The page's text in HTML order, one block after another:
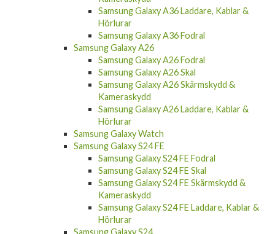
Samsung Galaxy A36 Laddare, Kablar &
Hörlurar
Samsung Galaxy A36 Fodral
Samsung Galaxy A26
Samsung Galaxy A26 Fodral
Samsung Galaxy A26 Skal
Samsung Galaxy A26 Skärmskydd &
Kameraskydd
Samsung Galaxy A26 Laddare, Kablar &
Hörlurar
Samsung Galaxy Watch
Samsung Galaxy S24 FE
Samsung Galaxy S24 FE Fodral
Samsung Galaxy S24 FE Skal
Samsung Galaxy S24 FE Skärmskydd &
Kameraskydd
Samsung Galaxy S24 FE Laddare, Kablar &
Hörlurar
Samsung Galaxy S24